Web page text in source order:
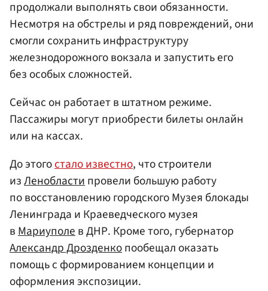
продолжали выполнять свои обязанности.
Несмотря на обстрелы и ряд повреждений, они
смогли сохранить инфраструктуру
железнодорожного вокзала и запустить его
без особых сложностей.
Сейчас он работает в штатном режиме.
Пассажиры могут приобрести билеты онлайн
или на кассах.
До этогостало известно, что строители
изЛенобластипровели большую работу
по восстановлению городского Музея блокады
Ленинграда и Краеведческого музея
вМариуполев ДНР. Кроме того, губернатор
Александр Дрозденкопообещал оказать
помощь с формированием концепции и
оформления экспозиции.